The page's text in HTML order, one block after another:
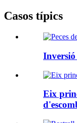
Casos típics
Eix